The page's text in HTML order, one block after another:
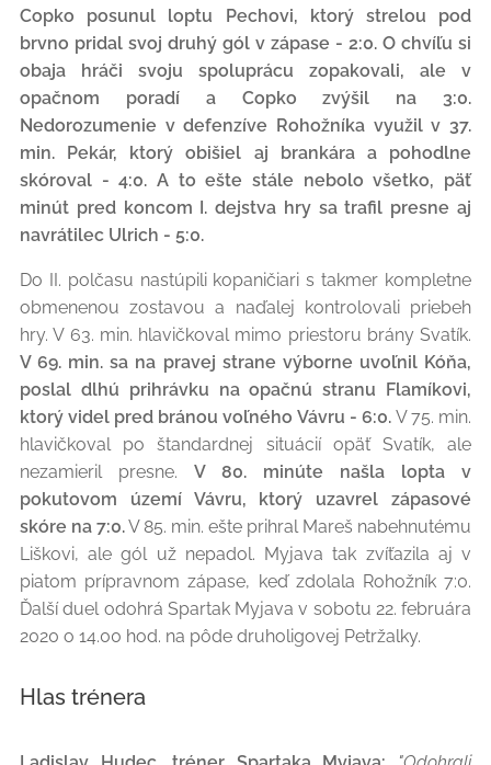
Copko posunul loptu Pechovi, ktorý strelou pod
brvno pridal svoj druhý gól v zápase - 2:0. O chvíľu si
obaja hráči svoju spoluprácu zopakovali, ale v
opačnom poradí a Copko zvýšil na 3:0.
Nedorozumenie v defenzíve Rohožníka využil v 37.
min. Pekár, ktorý obišiel aj brankára a pohodlne
skóroval - 4:0. A to ešte stále nebolo všetko, päť
minút pred koncom I. dejstva hry sa trafil presne aj
navrátilec Ulrich - 5:0.
Do II. polčasu nastúpili kopaničiari s takmer kompletne
obmenenou zostavou a naďalej kontrolovali priebeh
hry. V 63. min. hlavičkoval mimo priestoru brány Svatík.
V 69. min. sa na pravej strane výborne uvoľnil Kóňa,
poslal dlhú prihrávku na opačnú stranu Flamíkovi,
ktorý videl pred bránou voľného Vávru - 6:0. V 75. min.
hlavičkoval po štandardnej situácií opäť Svatík, ale
nezamieril presne. V 80. minúte našla lopta v
pokutovom území Vávru, ktorý uzavrel zápasové
skóre na 7:0.V 85. min. ešte prihral Mareš nabehnutému
Liškovi, ale gól už nepadol. Myjava tak zvíťazila aj v
piatom prípravnom zápase, keď zdolala Rohožník 7:0.
Ďalší duel odohrá Spartak Myjava v sobotu 22. februára
2020 o 14.00 hod. na pôde druholigovej Petržalky.
Hlas trénera